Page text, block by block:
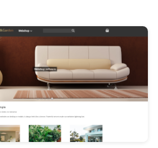
E-Boutique
Les Promos!
Belgium